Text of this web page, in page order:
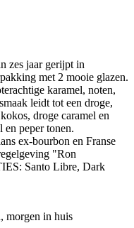
zes jaar gerijpt in
met 2 mooie glazen.
karamel, noten,
leidt tot een droge,
droge caramel en
peper tonen.
ex-bourbon en Franse
"Ron
Santo Libre, Dark
morgen in huis